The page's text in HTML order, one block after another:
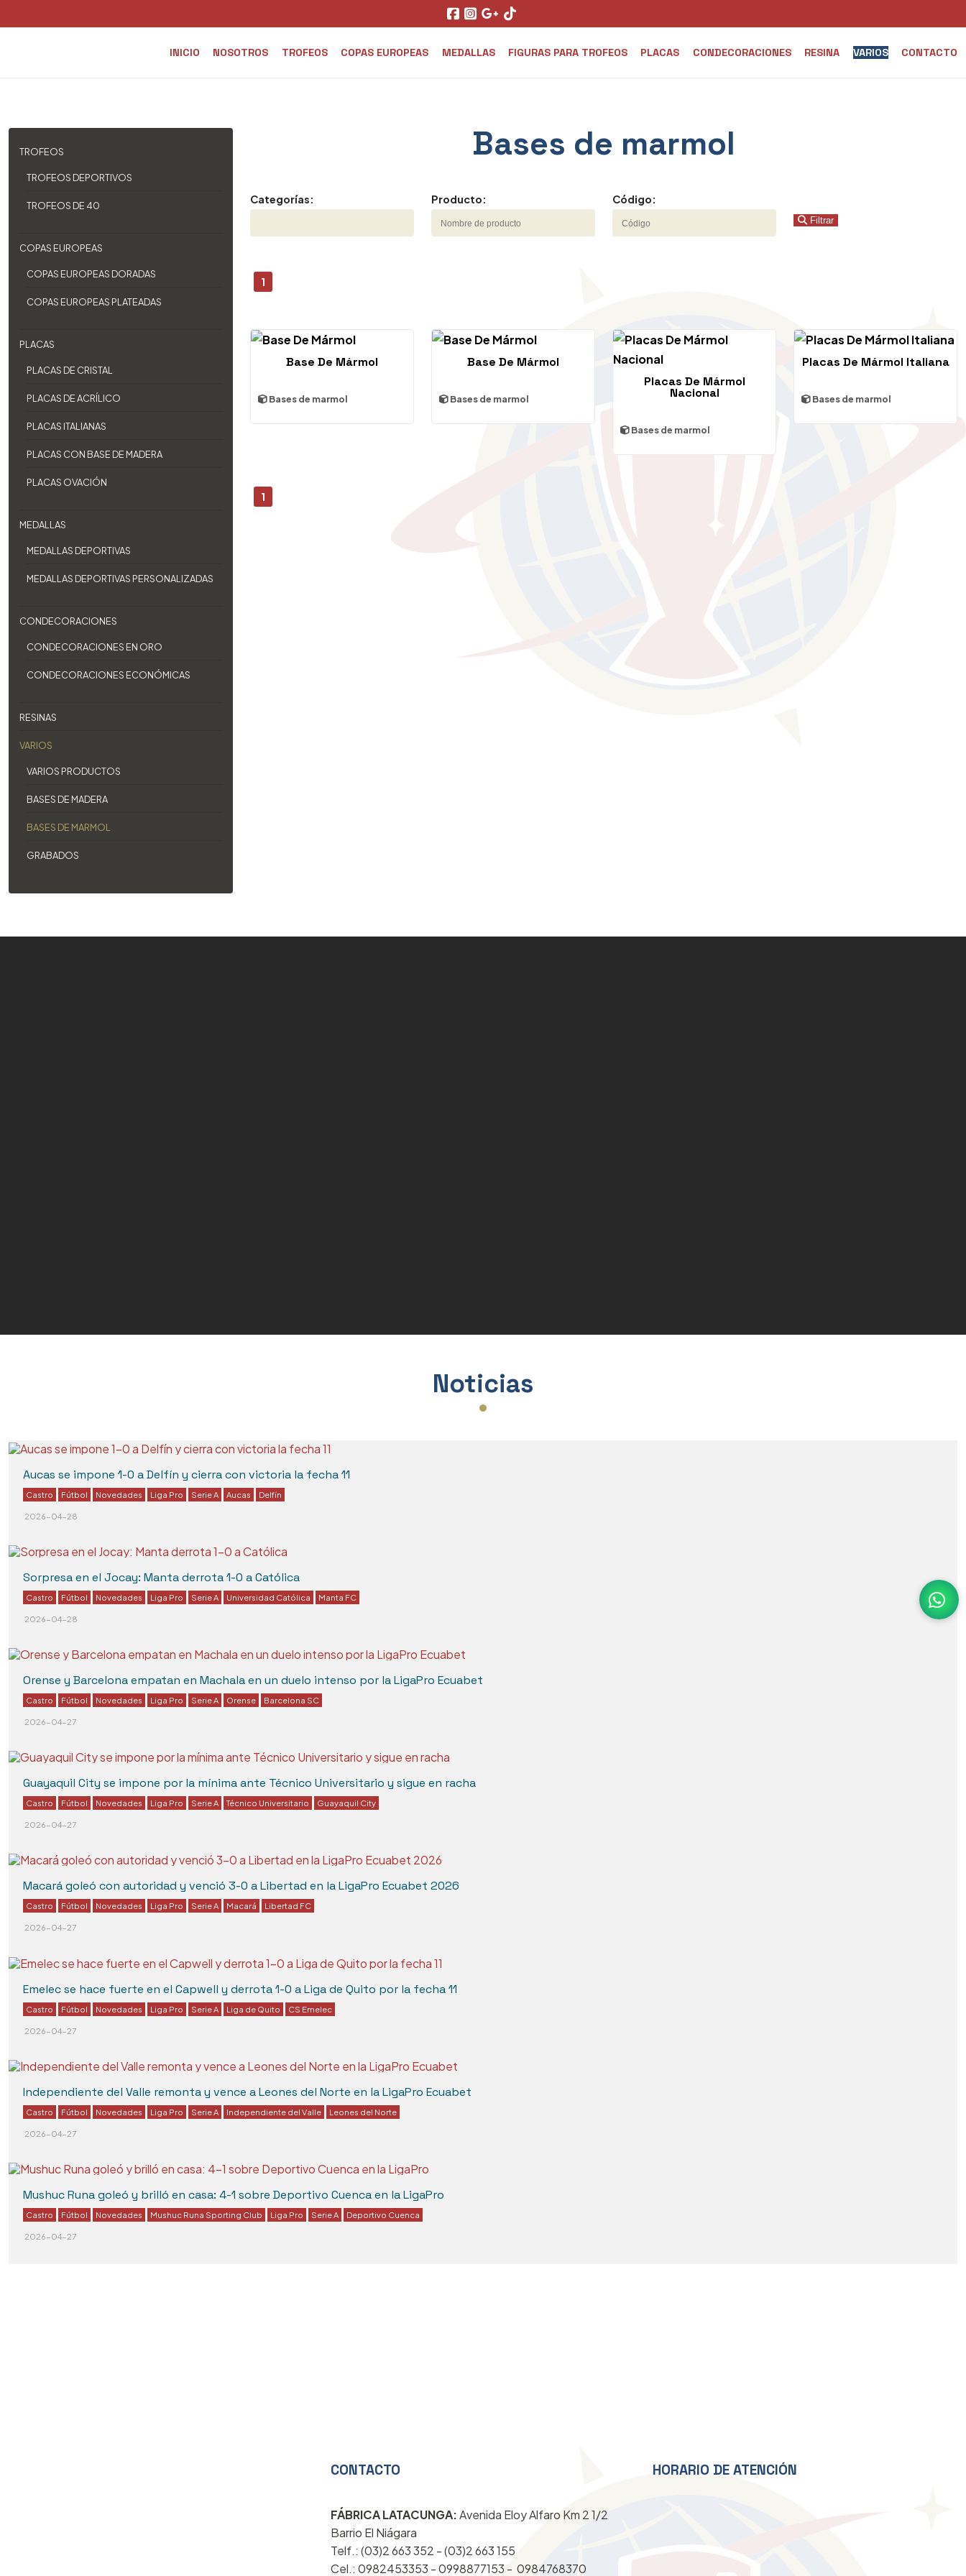
INICIO NOSOTROS TROFEOS COPAS EUROPEAS MEDALLAS FIGURAS PARA TROFEOS PLACAS CONDECORACIONES RESINA VARIOS CONTACTO
TROFEOS
TROFEOS DEPORTIVOS
TROFEOS DE 40
COPAS EUROPEAS
COPAS EUROPEAS DORADAS
COPAS EUROPEAS PLATEADAS
PLACAS
PLACAS DE CRISTAL
PLACAS DE ACRÍLICO
PLACAS ITALIANAS
PLACAS CON BASE DE MADERA
PLACAS OVACIÓN
MEDALLAS
MEDALLAS DEPORTIVAS
MEDALLAS DEPORTIVAS PERSONALIZADAS
CONDECORACIONES
CONDECORACIONES EN ORO
CONDECORACIONES ECONÓMICAS
RESINAS
VARIOS
VARIOS PRODUCTOS
BASES DE MADERA
BASES DE MARMOL
GRABADOS
Bases de marmol
Categorías: Producto: Código:
Filtrar
1
Base De Mármol
Bases de marmol
Base De Mármol
Bases de marmol
Placas De Mármol
Nacional
Bases de marmol
Placas De Mármol Italiana
Bases de marmol
1
Noticias
Aucas se impone 1-0 a Delfín y cierra con victoria la fecha 11
Castro Fútbol Novedades Liga Pro Serie A Aucas Delfín
2026-04-28
Sorpresa en el Jocay: Manta derrota 1-0 a Católica
Castro Fútbol Novedades Liga Pro Serie A Universidad Católica Manta FC
2026-04-28
Orense y Barcelona empatan en Machala en un duelo intenso por la LigaPro Ecuabet
Castro Fútbol Novedades Liga Pro Serie A Orense Barcelona SC
2026-04-27
Guayaquil City se impone por la mínima ante Técnico Universitario y sigue en racha
Castro Fútbol Novedades Liga Pro Serie A Técnico Universitario Guayaquil City
2026-04-27
Macará goleó con autoridad y venció 3-0 a Libertad en la LigaPro Ecuabet 2026
Castro Fútbol Novedades Liga Pro Serie A Macará Libertad FC
2026-04-27
Emelec se hace fuerte en el Capwell y derrota 1-0 a Liga de Quito por la fecha 11
Castro Fútbol Novedades Liga Pro Serie A Liga de Quito CS Emelec
2026-04-27
Independiente del Valle remonta y vence a Leones del Norte en la LigaPro Ecuabet
Castro Fútbol Novedades Liga Pro Serie A Independiente del Valle Leones del Norte
2026-04-27
Mushuc Runa goleó y brilló en casa: 4-1 sobre Deportivo Cuenca en la LigaPro
Castro Fútbol Novedades Mushuc Runa Sporting Club Liga Pro Serie A Deportivo Cuenca
2026-04-27
CONTACTO
FÁBRICA LATACUNGA:Avenida Eloy Alfaro Km 2 1/2
Barrio El Niágara
Telf.: (03)2 663 352 - (03)2 663 155
Cel.: 0982453353 - 0998877153 - 0984768370
HORARIO DE ATENCIÓN